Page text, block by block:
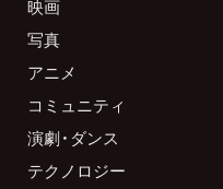
映画
写真
アニメ
コミュニティ
演劇・ダンス
テクノロジー